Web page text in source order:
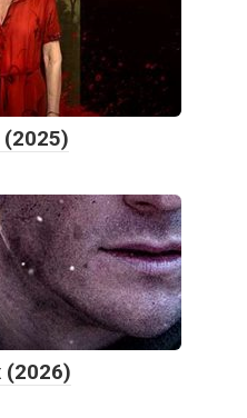
(2025)